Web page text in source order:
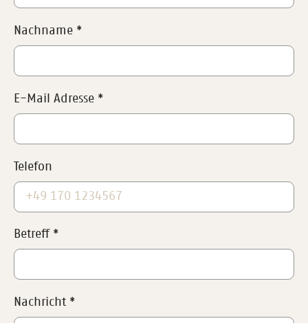
Nachname *
E-Mail Adresse *
Telefon
Betreff *
Nachricht *